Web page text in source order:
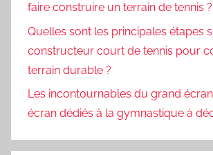
faire construire un terrain de tennis ?
Quelles sont les principales étapes
constructeur court de tennis pour
terrain durable ?
Les incontournables du grand
écran dédiés à la gymnastique à